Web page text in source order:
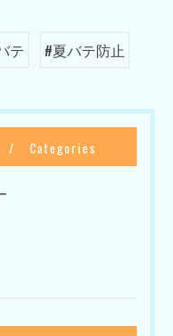
テ #夏バテ防止
Categories